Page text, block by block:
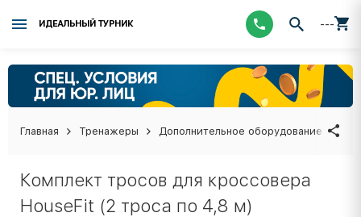
ИДЕАЛЬНЫЙ ТУРНИК ---
Главная Тренажеры Дополнительное оборудование
Комплект тросов для кроссовера
HouseFit (2 троса по 4,8 м)